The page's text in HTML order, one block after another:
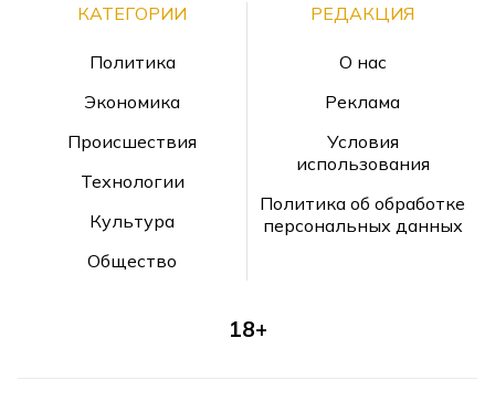
КАТЕГОРИИ
Политика
Экономика
Происшествия
Технологии
Культура
Общество
РЕДАКЦИЯ
О нас
Реклама
Условия
использования
Политика об обработке
персональных данных
18+